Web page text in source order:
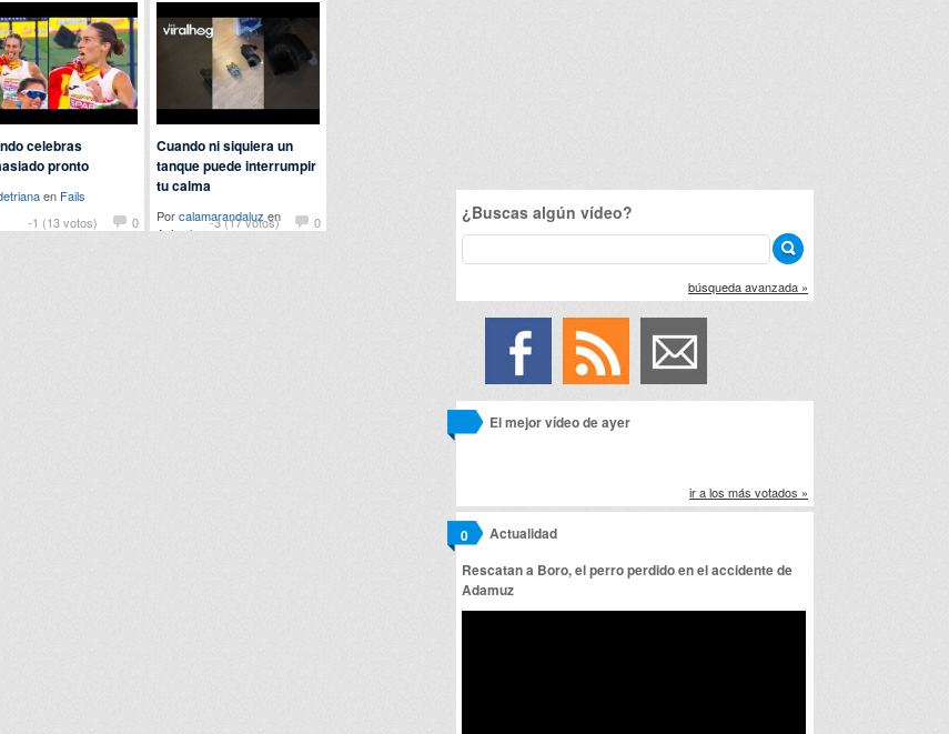
-1 (13 votos) 0
celebras
pronto
en Fails
-3 (17 votos)
0
Cuando ni siquiera un
tanque puede interrumpir
tu calma
Porcalamarandaluz en
Animales
¿Buscas algún vídeo?
búsqueda avanzada »
El mejor vídeo de ayer
ir a los más votados »
Actualidad
0
Rescatan a Boro, el perro perdido en el accidente de
Adamuz